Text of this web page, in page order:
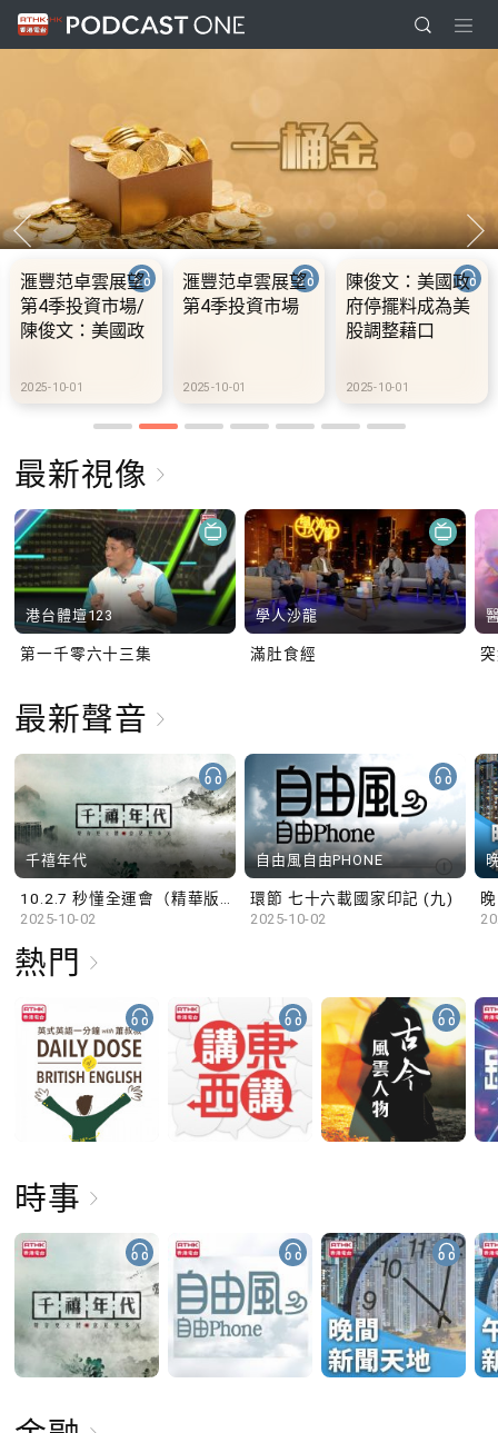
滙豐范卓雲展望
第4季投資市場/
陳俊文：美國政
股調整藉口
2025-10-01
滙豐范卓雲展望
第4季投資市場
2025-10-01
陳俊文：美國政
府停擺料成為美
股調整藉口
2025-10-01
最新視像
港台體壇123
第一千零六十三集
學人沙龍
滿肚食經
最新聲音
千禧年代
2025-10-02
自由風自由PHONE
環節 七十六載國家印記 (九)
2025-10-02
熱門
時事